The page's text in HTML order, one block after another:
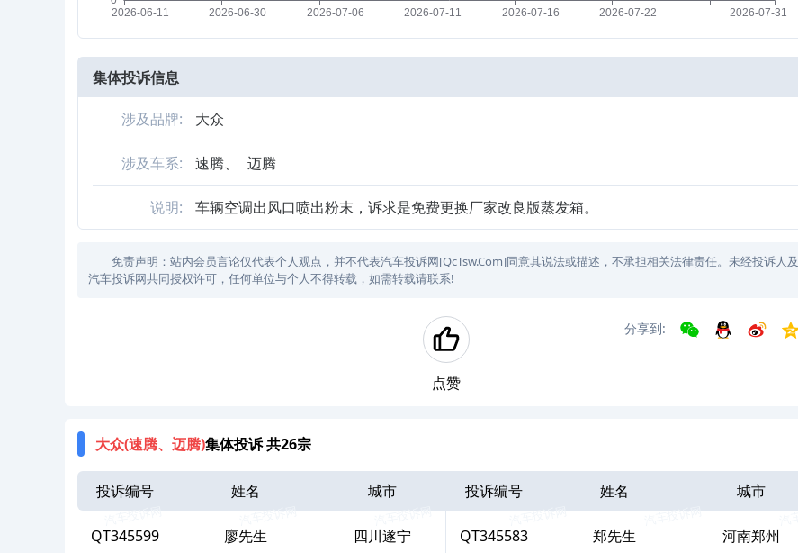
集体投诉信息
涉及品牌: 大众
涉及车系: 速腾、 迈腾
说明: 车辆空调出风口喷出粉末，诉求是免费更换厂家改良版蒸发箱。
免责声明：站内会员言论仅代表个人观点，并不代表汽车投诉网[QcTsw.Com]同意其说法或描述，不承担相关法律责任。未经投诉人及
汽车投诉网共同授权许可，任何单位与个人不得转载，如需转载请联系!
点赞
分享到:
大众(速腾、迈腾)集体投诉 共26宗
投诉编号 姓名 城市 投诉编号 姓名 城市
QT345599 廖先生 四川遂宁 QT345583 郑先生 河南郑州